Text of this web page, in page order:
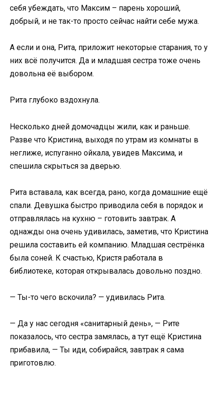
себя убеждать, что Максим – парень хороший,
добрый, и не так-то просто сейчас найти себе мужа.
А если и она, Рита, приложит некоторые старания, то у
них всё получится. Да и младшая сестра тоже очень
довольна её выбором.
Рита глубоко вздохнула.
Несколько дней домочадцы жили, как и раньше.
Разве что Кристина, выходя по утрам из комнаты в
неглиже, испуганно ойкала, увидев Максима, и
спешила скрыться за дверью.
Рита вставала, как всегда, рано, когда домашние ещё
спали. Девушка быстро приводила себя в порядок и
отправлялась на кухню – готовить завтрак. А
однажды она очень удивилась, заметив, что Кристина
решила составить ей компанию. Младшая сестрёнка
была соней. К счастью, Кристя работала в
библиотеке, которая открывалась довольно поздно.
— Ты-то чего вскочила? — удивилась Рита.
— Да у нас сегодня «санитарный день», — Рите
показалось, что сестра замялась, а тут ещё Кристина
прибавила, — Ты иди, собирайся, завтрак я сама
приготовлю.